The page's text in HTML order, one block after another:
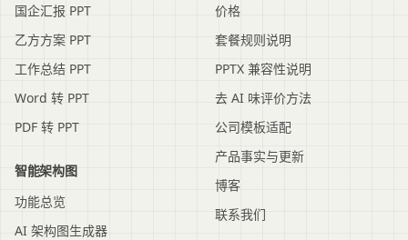
国企汇报 PPT
乙方方案 PPT
工作总结 PPT
Word 转 PPT
PDF 转 PPT
智能架构图
功能总览
AI 架构图生成器
价格
套餐规则说明
PPTX 兼容性说明
去 AI 味评价方法
公司模板适配
产品事实与更新
博客
联系我们